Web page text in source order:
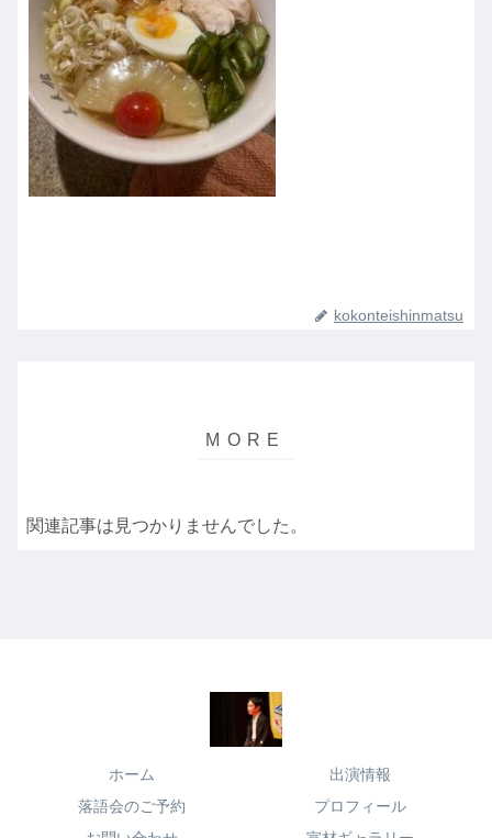
kokonteishinmatsu
関連記事は見つかりませんでした。
ホーム
出演情報
落語会のご予約
プロフィール